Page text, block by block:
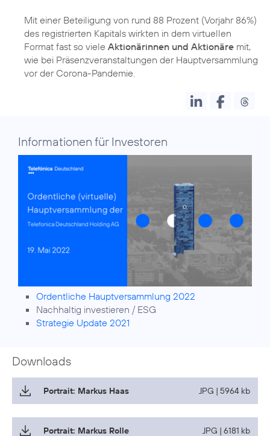
Mit einer Beteiligung von rund 88 Prozent (Vorjahr 86%)
des registrierten Kapitals wirkten in dem virtuellen
Format fast so viele Aktionärinnen und Aktionäre mit,
wie bei Präsenzveranstaltungen der Hauptversammlung
vor der Corona-Pandemie.
Informationen für Investoren
Ordentliche Hauptversammlung 2022
Nachhaltig investieren / ESG
Strategie Update 2021
Downloads
Portrait: Markus Haas JPG | 5964 kb
Portrait: Markus Rolle JPG | 6181 kb